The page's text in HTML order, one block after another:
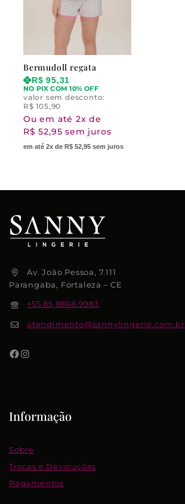
Bermudoll regata
R$ 95,31
NO PIX COM 10% OFF
valor sem desconto:
R$ 105,90
Ou em até 2x de
R$ 52,95 sem juros
em até 2x de R$ 52,95 sem juros
Av. João Pessoa, 7.111
Parangaba, Fortaleza – CE
+55 85 8868.9983
atendimento@sannylingerie.com.br
Informação
Sobre
Trocas e Devoluções
Pagamentos